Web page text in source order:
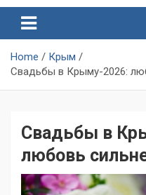
Севастополя
Севастополя
Home
Крым
Свадьбы в Крыму-2026:
Свадьбы в
любовь